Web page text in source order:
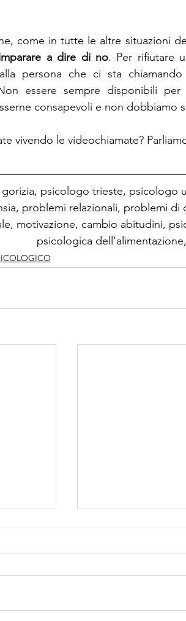
come in tutte le altre situazioni
a dire di no. Per rifiutare
persona che ci sta
essere sempre disponibili
consapevoli e non dobbiamo
vivendo le videochiamate?
psicologo trieste, psicologo
problemi relazionali, problemi
motivazione, cambio abitudini,
psicologica